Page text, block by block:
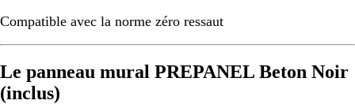
Compatible avec la norme zéro ressaut
Le panneau mural PREPANEL Beton Noir
(inclus)